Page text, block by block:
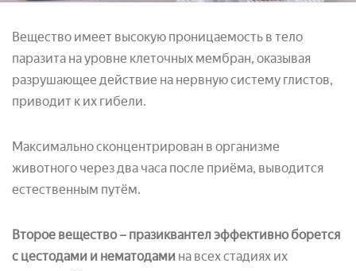
Вещество имеет высокую проницаемость в тело
паразита на уровне клеточных мембран, оказывая
разрушающее действие на нервную систему глистов,
приводит к их гибели.
Максимально сконцентрирован в организме
животного через два часа после приёма, выводится
естественным путём.
Второе вещество – празиквантел эффективно борется
с цестодами и нематодами на всех стадиях их